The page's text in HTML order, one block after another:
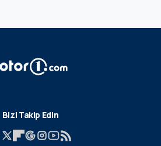
Bizi Takip Edin